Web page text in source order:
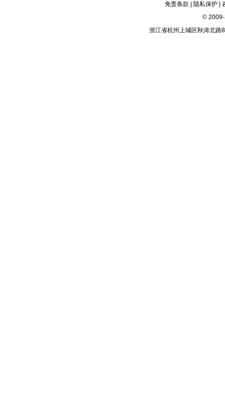
免责条款 隐私保护
© 2009-
浙江省杭州上城区秋涛北路